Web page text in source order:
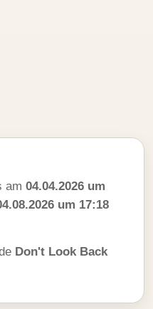
am 04.04.2026 um
um 17:18
Don't Look Back